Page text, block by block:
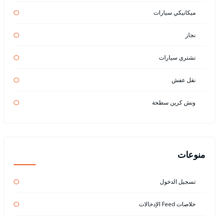
ميكانيكي سيارات
نجار
نشتري سيارات
نقل عفش
ونش كرين سطحة
منوعات
تسجيل الدخول
خلاصات Feed الإدخالات